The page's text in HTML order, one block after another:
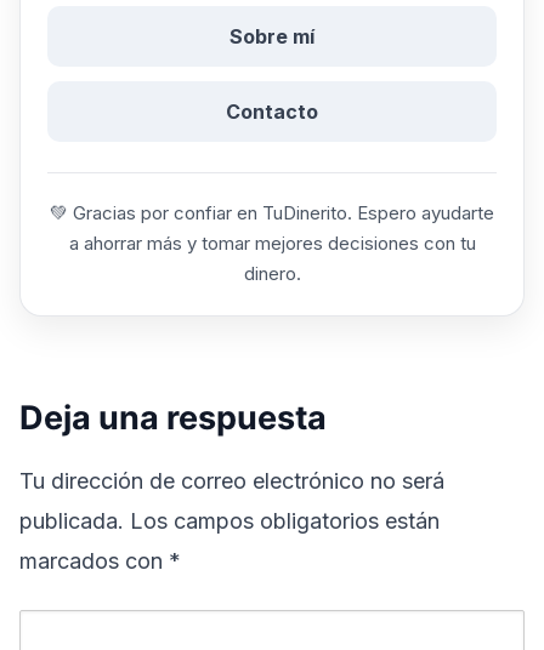
Sobre mí
Contacto
💚 Gracias por confiar en TuDinerito. Espero ayudarte
a ahorrar más y tomar mejores decisiones con tu
dinero.
Deja una respuesta
Tu dirección de correo electrónico no será
publicada. Los campos obligatorios están
marcados con *